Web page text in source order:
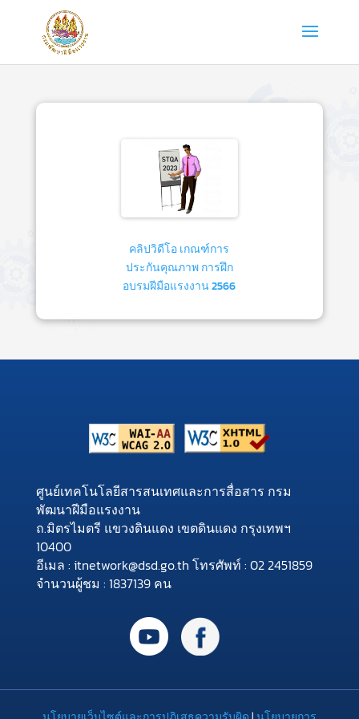
คลิปวิดีโอ เกณฑ์การ
ประกันคุณภาพ การฝึก
อบรมฝีมือแรงงาน 2566
ศูนย์เทคโนโลยีสารสนเทศและการสื่อสาร กรม
พัฒนาฝีมือแรงงาน
ถ.มิตรไมตรี แขวงดินแดง เขตดินแดง กรุงเทพฯ
10400
อีเมล : itnetwork@dsd.go.th โทรศัพท์ : 02 2451859
จำนวนผู้ชม : 1837139 คน